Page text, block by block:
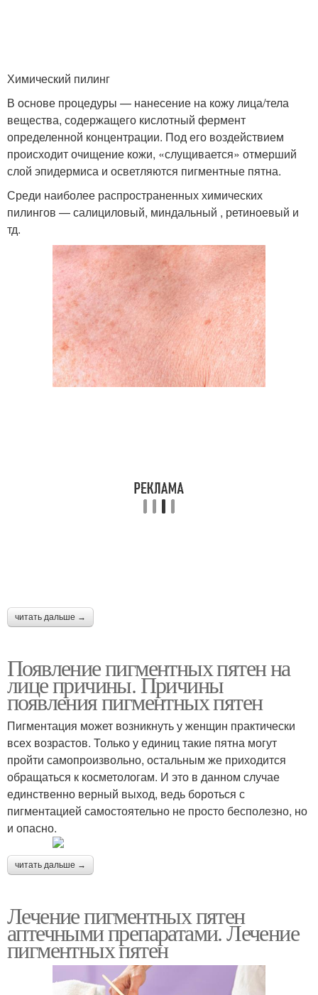
Пятна от солнца Пятна на коже
условиях
пятен
Старческие пятна
Средства против
пигментных пятен
Народное средство Пятна под глазами
Химический пилинг
В основе процедуры — нанесение на кожу лица/тела
вещества, содержащего кислотный фермент
определенной концентрации. Под его воздействием
происходит очищение кожи, «слущивается» отмерший
слой эпидермиса и осветляются пигментные пятна.
Среди наиболее распространенных химических
пилингов — салициловый, миндальный , ретиноевый и
тд.
читать дальше →
Появление пигментных пятен на
лице причины. Причины
появления пигментных пятен
Пигментация может возникнуть у женщин практически
всех возрастов. Только у единиц такие пятна могут
пройти самопроизвольно, остальным же приходится
обращаться к косметологам. И это в данном случае
единственно верный выход, ведь бороться с
пигментацией самостоятельно не просто бесполезно, но
и опасно.
читать дальше →
Лечение пигментных пятен
аптечными препаратами. Лечение
пигментных пятен